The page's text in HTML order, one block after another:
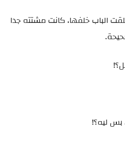
الباب خلفها، كانت مشتته جدا
بس ليه؟!